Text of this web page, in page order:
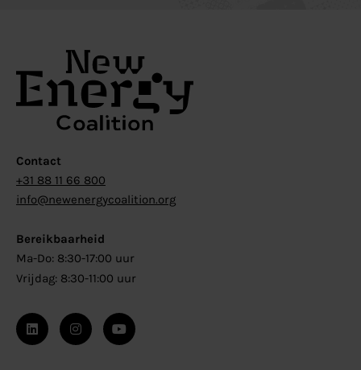
Contact
+31 88 11 66 800
info@newenergycoalition.org
Bereikbaarheid
Ma-Do: 8:30-17:00 uur
Vrijdag: 8:30-11:00 uur